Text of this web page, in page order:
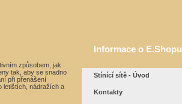
způsobem, jak
tak, aby se snadno
při přenášení
letištích, nádražích a
Informace o E.Shopu
Stínící sítě - Úvod
Kontakty